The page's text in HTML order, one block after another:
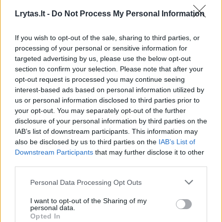
Lrytas.lt - Do Not Process My Personal Information
If you wish to opt-out of the sale, sharing to third parties, or
processing of your personal or sensitive information for
targeted advertising by us, please use the below opt-out
section to confirm your selection. Please note that after your
opt-out request is processed you may continue seeing
interest-based ads based on personal information utilized by
us or personal information disclosed to third parties prior to
your opt-out. You may separately opt-out of the further
disclosure of your personal information by third parties on the
IAB’s list of downstream participants. This information may
also be disclosed by us to third parties on the IAB’s List of
Downstream Participants that may further disclose it to other
Personal Data Processing Opt Outs
I want to opt-out of the Sharing of my
personal data.
Opted In
00:42:18
A. Kasparavičius prieš M. Maldeikį: esame kaip tas
drugelis, skrendantis į laužo šviesą?
Laidos | Lietuva tiesiogiai
00:41:31
Kodėl nebuvo aktyvuotas 4-asis NATO straipsnis?
Laidos | Lietuva tiesiogiai
00:41:05
D. Antanaitis, E. Papečkys, E. Butrimas, J. Komar:
pranešimai apie oro pavojų leido jaustis saugiau?
Laidos | Lietuva tiesiogiai
A. Valinsko ir M. Katelyno dvikova: apie Ingą, Ingridą ir